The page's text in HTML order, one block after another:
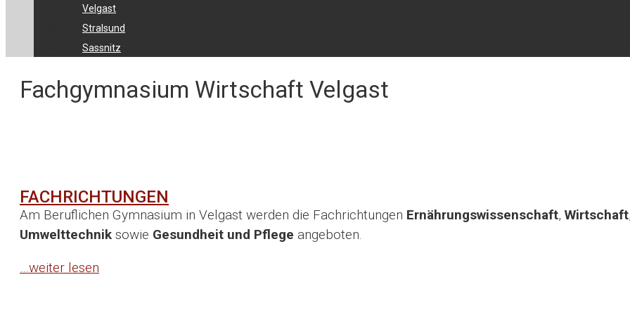
Velgast
Stralsund
Sassnitz
Fachgymnasium Wirtschaft Velgast
FACHRICHTUNGEN
Am Beruflichen Gymnasium in Velgast werden die Fachrichtungen Ernährungswissenschaft, Wirtschaft
Umwelttechnik sowie Gesundheit und Pflege angeboten.
…weiter lesen